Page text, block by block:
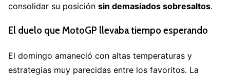
consolidar su posición sin demasiados sobresaltos.
El duelo que MotoGP llevaba tiempo esperando
El domingo amaneció con altas temperaturas y
estrategias muy parecidas entre los favoritos. La